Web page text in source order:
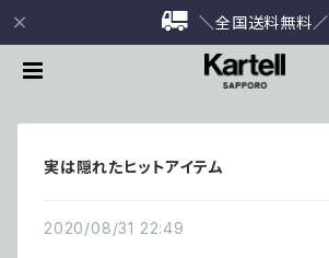
＼全国送料無料／
実は隠れたヒットアイテム
2020/08/31 22:49